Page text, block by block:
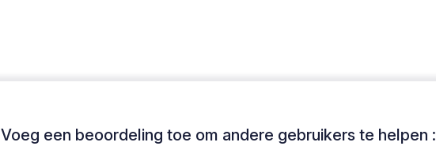
Voeg een beoordeling toe om andere gebruikers te helpen :